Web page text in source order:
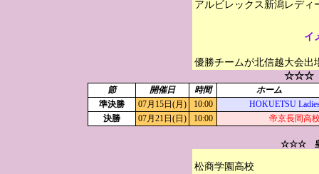
イ
優勝チームが北信越大会出
☆☆☆
節 開催日 時間
ホーム
準決勝
07月15日(月) 10:00
HOKUETSU
決勝
07月21日(日) 10:00 帝京長岡高
☆☆☆ 皇
松商学園高校